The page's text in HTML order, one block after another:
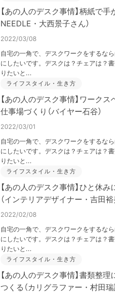
【あの人のデスク事情】柄紙で
NEEDLE・大西景子さん）
2022/03/08
自宅の一角で、デスクワークをするな
にしたいです。デスクは？チェアは？
りたいと...
ライフスタイル・生き方
【あの人のデスク事情】ワーク
仕事場づくり（バイヤー石谷）
2022/03/01
自宅の一角で、デスクワークをするな
にしたいです。デスクは？チェアは？
りたいと...
ライフスタイル・生き方
【あの人のデスク事情】ひと休
（インテリアデザイナー・吉田裕
2022/02/08
自宅の一角で、デスクワークをするな
にしたいです。デスクは？チェアは？
りたいと...
ライフスタイル・生き方
【あの人のデスク事情】書類整
つくる（カリグラファー・村田瑞